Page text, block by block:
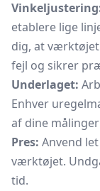
etablere lige
dig, at
fejl og sikrer
Underlaget:
Enhver
af dine
Pres: Anvend
værktøjet.
tid.